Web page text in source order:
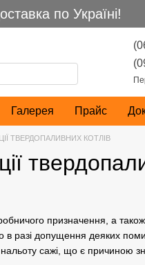
по Україні!
Галерея Прайс
ТВЕРДОПАЛИВНИХ КОТЛІВ
призначення, а
допущення деяких
сажі, що є причиною